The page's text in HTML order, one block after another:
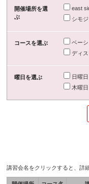
開催場所を選
ぶ
east
シモ
コースを選ぶ ベー
ディ
曜日を選ぶ 日曜日
木曜日
講習会名をクリックすると、詳